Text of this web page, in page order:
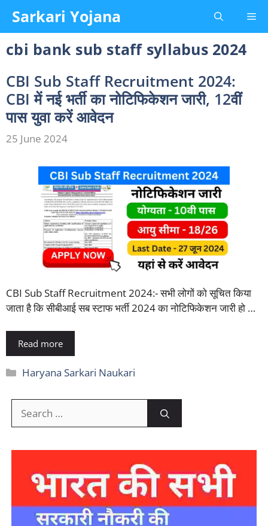
content
Sarkari Yojana
cbi bank sub staff syllabus 2024
CBI Sub Staff Recruitment 2024:
CBI में नई भर्ती का नोटिफिकेशन जारी, 12वीं
पास युवा करें आवेदन
25 June 2024
CBI Sub Staff Recruitment 2024:- सभी लोगों को सूचित किया
जाता है कि सीबीआई सब स्टाफ भर्ती 2024 का नोटिफिकेशन जारी हो …
Read more
Categories
Haryana Sarkari Naukari
for: